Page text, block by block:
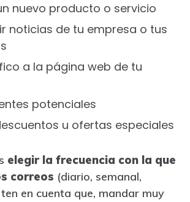
nuevo producto o servicio
noticias de tu empresa o tus
a la página web de tu
potenciales
u ofertas especiales
elegir la frecuencia con la que
correos (diario, semanal,
en cuenta que, mandar muy